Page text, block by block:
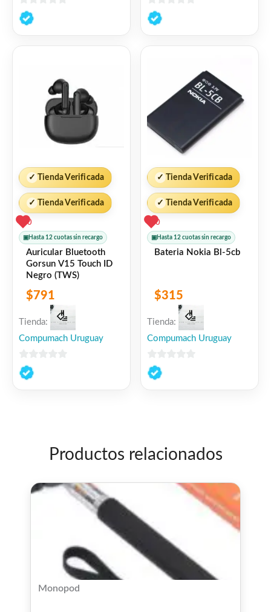
0
de
0
de
✓ Tienda Verificada
✓ Tienda Verificada
0
▣ Hasta 12 cuotas sin recargo
Auricular Bluetooth
Gorsun V15 Touch ID
Negro (TWS)
$791
Tienda:
Compumach Uruguay
0
de
✓ Tienda Verificada
✓ Tienda Verificada
0
▣ Hasta 12 cuotas sin recargo
Bateria Nokia Bl-5cb
$315
Tienda:
Compumach Uruguay
0
de
Productos relacionados
Monopod